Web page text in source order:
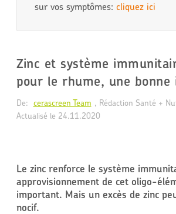
sur vos symptômes: cliquez ici
Zinc et système
pour le rhume, une bonne
De: cerascreen Team , Rédaction Santé +
Actualisé le 24.11.2020
Le zinc renforce le système
approvisionnement de cet oligo-
important. Mais un excès de zinc
nocif.